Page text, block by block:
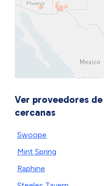
Ver proveedores
cercanas
Swoope
Mint Spring
Raphine